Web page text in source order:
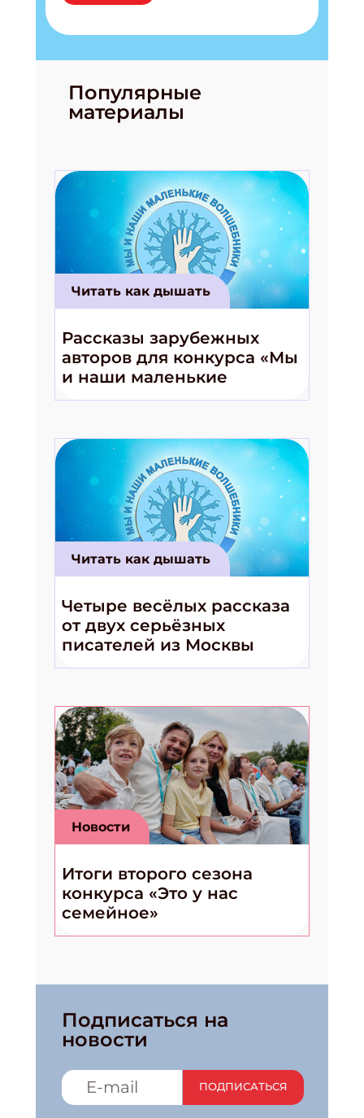
Популярные
материалы
Читать как дышать
Рассказы зарубежных
авторов для конкурса «Мы
и наши маленькие
волшебники!»
Читать как дышать
Четыре весёлых рассказа
от двух серьёзных
писателей из Москвы
Новости
Итоги второго сезона
конкурса «Это у нас
семейное»
Подписаться на
новости
ПОДПИСАТЬСЯ